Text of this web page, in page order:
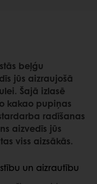
beļģu
jūs aizraujošā
Šajā izlasē
kakao pupiņas
radīšanas
aizvedīs jūs
viss aizsākās.
un aizrautību